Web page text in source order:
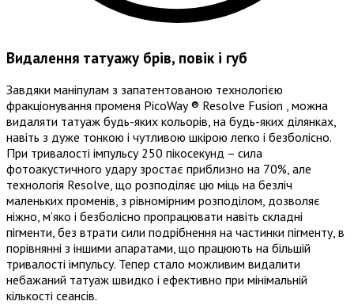
Видалення татуажу брів, повік і губ
Завдяки маніпулам з запатентованою технологією
фракціонування променя PicoWay ® Resolve Fusion , можна
видаляти татуаж будь-яких кольорів, на будь-яких ділянках,
навіть з дуже тонкою і чутливою шкірою легко і безболісно.
При тривалості імпульсу 250 пікосекунд – сила
фотоакустичного удару зростає приблизно на 70%, але
технологія Resolve, що розподіляє цю міць на безліч
маленьких променів, з рівномірним розподілом, дозволяє
ніжно, м’яко і безболісно пропрацювати навіть складні
пігменти, без втрати сили подрібнення на частинки пігменту, в
порівнянні з іншими апаратами, що працюють на більшій
тривалості імпульсу. Тепер стало можливим видалити
небажаний татуаж швидко і ефективно при мінімальній
кількості сеансів.